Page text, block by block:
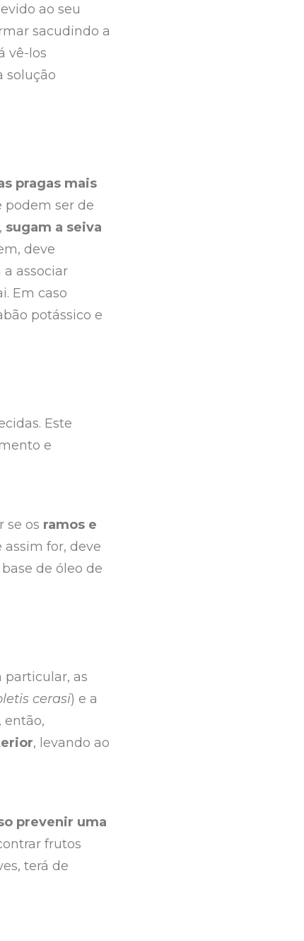
ao seu
sacudindo a
vê-los
solução
pragas mais
podem ser de
sugam a seiva
deve
a associar
Em caso
potássico e
Este
e
se os ramos e
assim for, deve
de óleo de
particular, as
cerasi) e a
então,
, levando ao
prevenir uma
frutos
terá de